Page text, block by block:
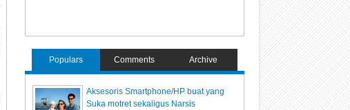
Populars Comments Archive
Aksesoris Smartphone/HP buat yang
Suka motret sekaligus Narsis